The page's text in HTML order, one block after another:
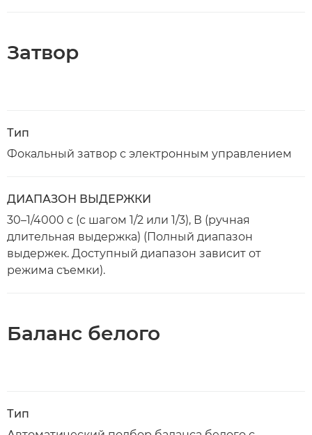
Затвор
Тип
Фокальный затвор с электронным управлением
ДИАПАЗОН ВЫДЕРЖКИ
30–1/4000 с (с шагом 1/2 или 1/3), В (ручная
длительная выдержка) (Полный диапазон
выдержек. Доступный диапазон зависит от
режима съемки).
Баланс белого
Тип